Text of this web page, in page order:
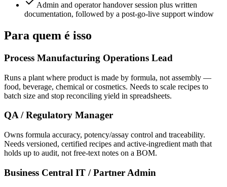
Admin and operator handover session plus written
documentation, followed by a post-go-live support window
Para quem é isso
Process Manufacturing Operations Lead
Runs a plant where product is made by formula, not assembly —
food, beverage, chemical or cosmetics. Needs to scale recipes to
batch size and stop reconciling yield in spreadsheets.
QA / Regulatory Manager
Owns formula accuracy, potency/assay control and traceability.
Needs versioned, certified recipes and active-ingredient math that
holds up to audit, not free-text notes on a BOM.
Business Central IT / Partner Admin